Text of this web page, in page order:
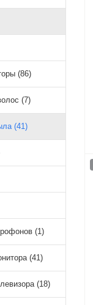
(86)
(7)
(41)
(1)
(41)
(18)